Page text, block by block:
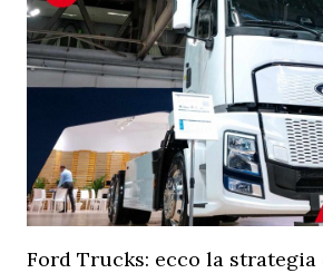
Ford Trucks: ecco la strategia